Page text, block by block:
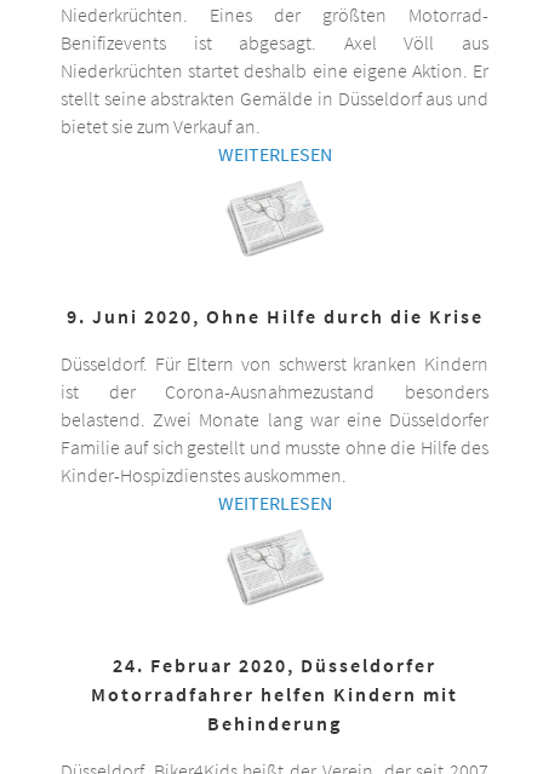
Niederkrüchten. Eines der größten Motorrad-
Benifizevents ist abgesagt. Axel Völl aus
Niederkrüchten startet deshalb eine eigene Aktion. Er
stellt seine abstrakten Gemälde in Düsseldorf aus und
bietet sie zum Verkauf an.
WEITERLESEN
9. Juni 2020, Ohne Hilfe durch die Krise
Düsseldorf. Für Eltern von schwerst kranken Kindern
ist der Corona-Ausnahmezustand besonders
belastend. Zwei Monate lang war eine Düsseldorfer
Familie auf sich gestellt und musste ohne die Hilfe des
Kinder-Hospizdienstes auskommen.
WEITERLESEN
24. Februar 2020, Düsseldorfer
Motorradfahrer helfen Kindern mit
Behinderung